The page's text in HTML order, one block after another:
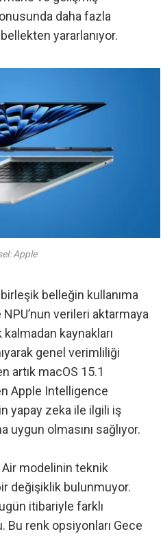
daha fazla
yararlanıyor.
Apple
belleğin kullanıma
NPU’nun verileri aktarmaya
kaynakları
genel verimliliği
artık macOS 15.1
Apple Intelligence
yapay zeka ile ilgili iş
olmasını sağlıyor.
Air modelinin teknik
değişiklik bulunmuyor.
itibariyle farklı
Bu renk opsiyonları Gece